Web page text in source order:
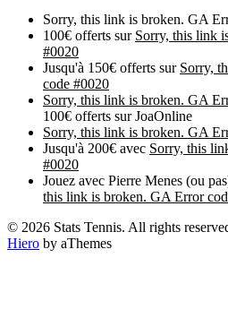
Sorry, this link is broken. GA
100€ offerts sur Sorry, this link
#0020
Jusqu'à 150€ offerts sur Sorry,
code #0020
Sorry, this link is broken. GA
100€ offerts sur JoaOnline
Sorry, this link is broken. GA
Jusqu'à 200€ avec Sorry, this
#0020
Jouez avec Pierre Menes (ou
this link is broken. GA Error
© 2026 Stats Tennis. All rights
Hiero by aThemes